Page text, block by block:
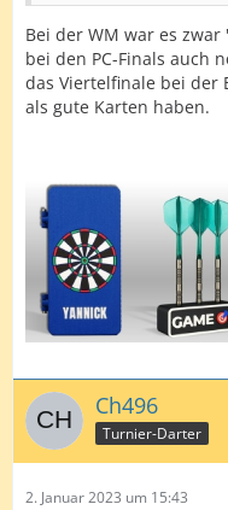
Bei der WM war es
bei den PC-Finals auch
das Viertelfinale bei der
als gute Karten haben.
Ch496
Turnier-Darter
2. Januar 2023 um 15:43